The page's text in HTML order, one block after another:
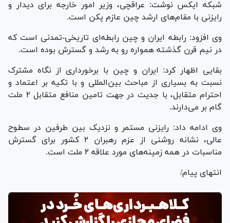
شبکه ایکس نوشت: عراقچی، وزیر امور خارجه برای دیدار و
رایزنی با مقام‌های ارشد چین عازم پکن است.
وی افزود: رابطه ایران و چین رابطه‌ای تاریخی-تمدنی است که
در نیم قرن گذشته همواره رو به رشد و گسترش بوده است.
بقایی اظهار کرد: ایران و چین با برخورداری از نگاه مشترک
نسبت به بسیاری از مباحث بین‌المللی و با تکیه بر اعتماد و
احترام متقابل، با جدیت در جهت تامین منافع متقابل ۲ ملت
گام بر می‌دارند.
وی ادامه داد: رایزنی مستمر و نزدیک بین طرفین در سطوح
عالی، نشانه روشنی از عزم رهبران ۲ کشور برای گسترش
مناسبات در همه زمینه‌های مورد علاقه ۲ ملت است.
انتهای پیام/